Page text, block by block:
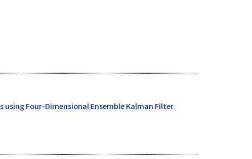
Four-Dimensional Ensemble Kalman Filter